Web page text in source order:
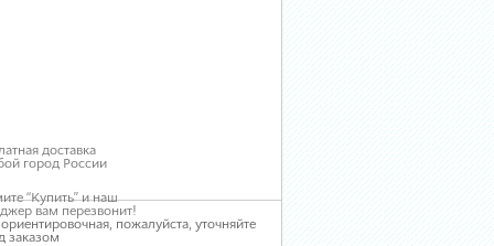
доставка
город России
“Купить” и наш
вам перезвонит!
пожалуйста, уточняйте
заказом